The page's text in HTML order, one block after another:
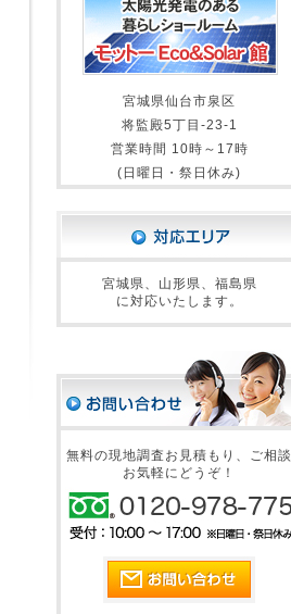
宮城県仙台市泉区
将監殿5丁目-23-1
営業時間 10時～17時
(日曜日・祭日休み)
宮城県、山形県、福島県
に対応いたします。
無料の現地調査お見積もり、ご相談
お気軽にどうぞ！